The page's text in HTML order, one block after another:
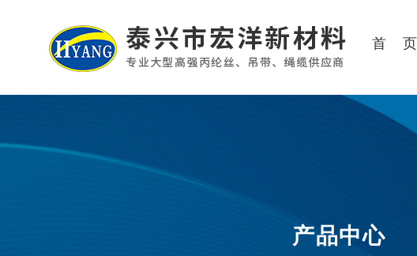
首 页
产品中心